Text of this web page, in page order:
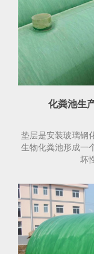
化粪池生
垫层是安装玻璃钢
生物化粪池形成一
坏